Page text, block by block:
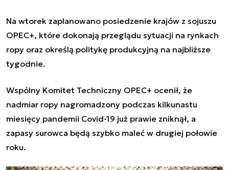
Na wtorek zaplanowano posiedzenie krajów z sojuszu
OPEC+, które dokonają przeglądu sytuacji na rynkach
ropy oraz określą politykę produkcyjną na najbliższe
tygodnie.
Wspólny Komitet Techniczny OPEC+ ocenił, że
nadmiar ropy nagromadzony podczas kilkunastu
miesięcy pandemii Covid-19 już prawie zniknął, a
zapasy surowca będą szybko maleć w drugiej połowie
roku.